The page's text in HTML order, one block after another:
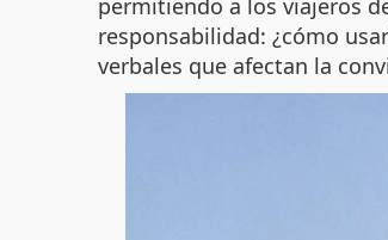
permitiendo a los viajeros
responsabilidad: ¿cómo
verbales que afectan la